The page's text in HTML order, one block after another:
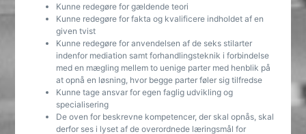
Kunne redegøre for gældende teori
Kunne redegøre for fakta og kvalificere indholdet af en
given tvist
Kunne redegøre for anvendelsen af de seks stilarter
indenfor mediation samt forhandlingsteknik i forbindelse
med en mægling mellem to uenige parter med henblik på
at opnå en løsning, hvor begge parter føler sig tilfredse
Kunne tage ansvar for egen faglig udvikling og
specialisering
De oven for beskrevne kompetencer, der skal opnås, skal
derfor ses i lyset af de overordnede læringsmål for